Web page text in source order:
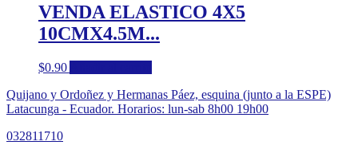
VENDA ELASTICO 4X5
10CMX4.5M...
$0.90
Quijano y Ordoñez y Hermanas Páez, esquina (junto a la ESPE)
Latacunga - Ecuador. Horarios: lun-sab 8h00 19h00
032811710